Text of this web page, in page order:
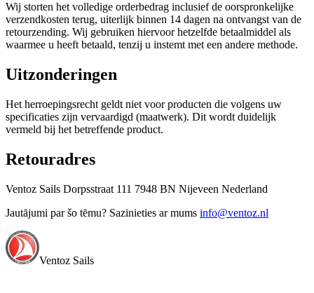
Wij storten het volledige orderbedrag inclusief de oorspronkelijke
verzendkosten terug, uiterlijk binnen 14 dagen na ontvangst van de
retourzending. Wij gebruiken hiervoor hetzelfde betaalmiddel als
waarmee u heeft betaald, tenzij u instemt met een andere methode.
Uitzonderingen
Het herroepingsrecht geldt niet voor producten die volgens uw
specificaties zijn vervaardigd (maatwerk). Dit wordt duidelijk
vermeld bij het betreffende product.
Retouradres
Ventoz Sails Dorpsstraat 111 7948 BN Nijeveen Nederland
Jautājumi par šo tēmu? Sazinieties ar mums info@ventoz.nl
Ventoz Sails